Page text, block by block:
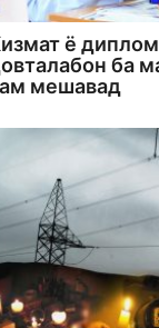
ё
ба
мешавад